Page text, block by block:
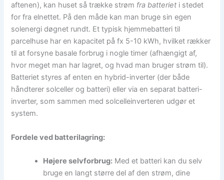
aftenen), kan huset så trække strøm fra batteriet i stedet
for fra elnettet. På den måde kan man bruge sin egen
solenergi døgnet rundt. Et typisk hjemmebatteri til
parcelhuse har en kapacitet på fx 5-10 kWh, hvilket rækker
til at forsyne basale forbrug i nogle timer (afhængigt af,
hvor meget man har lagret, og hvad man bruger strøm til).
Batteriet styres af enten en hybrid-inverter (der både
håndterer solceller og batteri) eller via en separat batteri-
inverter, som sammen med solcelleinverteren udgør et
system.
Fordele ved batterilagring:
Højere selvforbrug: Med et batteri kan du selv
bruge en langt større del af den strøm, dine